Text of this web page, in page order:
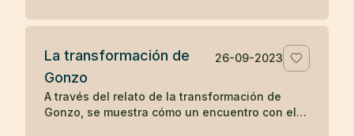
concentración y la compasión son las claves
La transformación de
Gonzo
26-09-2023
A través del relato de la transformación de
Gonzo, se muestra cómo un encuentro con el